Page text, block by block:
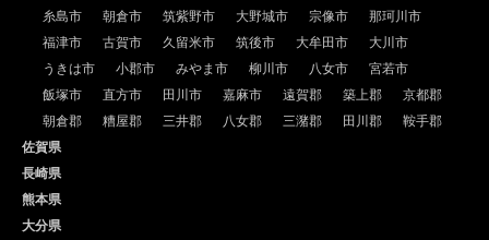
糸島市
朝倉市 筑紫野市 大野城市 宗像市
那珂川市
福津市
古賀市 久留米市 筑後市 大牟田市
大川市
うきは市
小郡市 みやま市 柳川市 八女市
宮若市
飯塚市
直方市 田川市 嘉麻市 遠賀郡 築上郡
京都郡
朝倉郡
糟屋郡 三井郡 八女郡 三潴郡 田川郡
鞍手郡
佐賀県
長崎県
熊本県
大分県